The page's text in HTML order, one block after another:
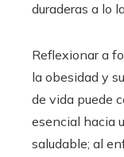
duraderas a lo
Reflexionar a
la obesidad y
de vida puede
esencial hacia
saludable; al